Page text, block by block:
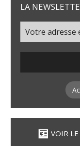
LA
VOIR